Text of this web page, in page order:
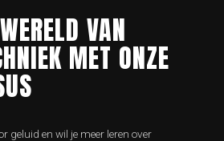
VAN
MET ONZE
geluid en wil je meer leren over